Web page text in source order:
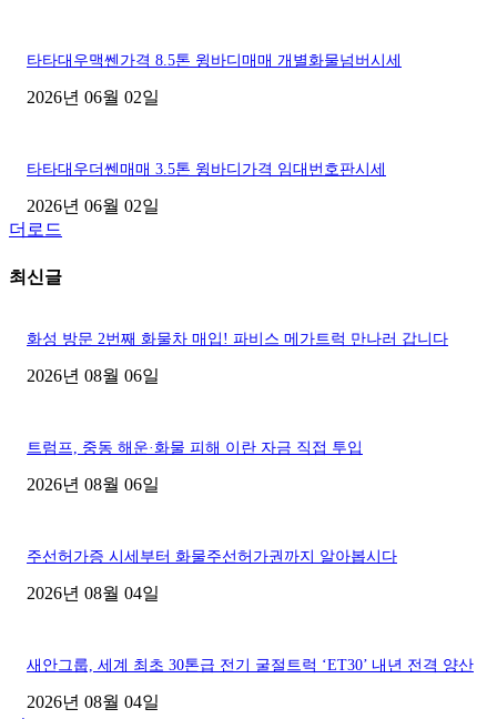
타타대우맥쎈가격 8.5톤 윙바디매매 개별화물넘버시세
2026년 06월 02일
타타대우더쎈매매 3.5톤 윙바디가격 임대번호판시세
2026년 06월 02일
더로드
최신글
화성 방문 2번째 화물차 매입! 파비스 메가트럭 만나러 갑니다
2026년 08월 06일
트럼프, 중동 해운·화물 피해 이란 자금 직접 투입
2026년 08월 06일
주선허가증 시세부터 화물주선허가권까지 알아봅시다
2026년 08월 04일
새안그룹, 세계 최초 30톤급 전기 굴절트럭 ‘ET30’ 내년 전격 양산
2026년 08월 04일